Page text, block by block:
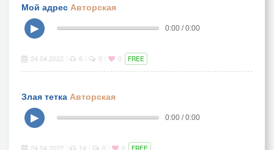
Мой адрес Авторская
▶
0:00 / 0:00
24.04.2022 6 0 0 FREE
Злая тетка Авторская
▶
0:00 / 0:00
24.04.2022 14 0 0 FREE